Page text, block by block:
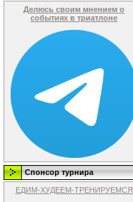
Делюсь своим мнением о
событиях в триатлоне
Спонсор турнира
ЕДИМ-ХУДЕЕМ-ТРЕНИРУЕМСЯ